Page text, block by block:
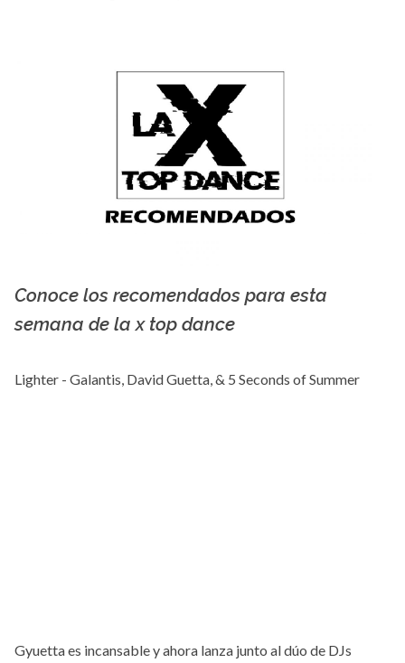
Conoce los recomendados para esta
semana de la x top dance
Lighter - Galantis, David Guetta, & 5 Seconds of Summer
Gyuetta es incansable y ahora lanza junto al dúo de DJs